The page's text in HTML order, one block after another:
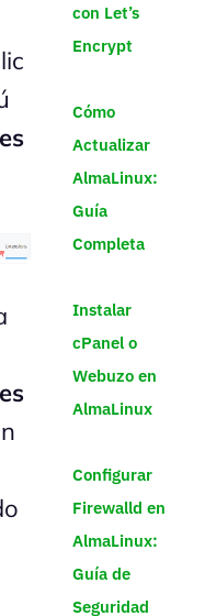
con Let’s
Encrypt
Cómo
Actualizar
AlmaLinux:
Guía
Completa
Instalar
cPanel o
Webuzo en
AlmaLinux
Configurar
Firewalld en
AlmaLinux:
Guía de
Seguridad